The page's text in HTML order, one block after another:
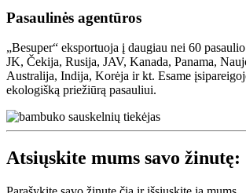
Pasaulinės agentūros
„Besuper“ eksportuoja į daugiau nei 60
JK, Čekija, Rusija, JAV, Kanada, Panama,
Australija, Indija, Korėja ir kt. Esame
ekologišką priežiūrą pasauliui.
Atsiųskite mums savo žinutę: